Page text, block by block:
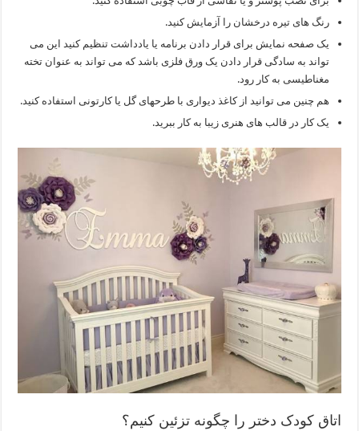
رنگ های تیره درخشان را آزمایش کنید.
یک صفحه نمایش برای قرار دادن برنامه یا یادداشت تنظیم کنید این می
تواند به سادگی قرار دادن یک ورق فلزی باشد که می تواند به عنوان تخته
مغناطیسی به کار رود.
هم چنین می توانید از کاغذ دیواری با طرحهای گل یا کارتونی استفاده کنید.
یک کار در قالب های هنری زیبا به کار ببرید.
اتاق کودک دختر را چگونه تزئین کنیم؟